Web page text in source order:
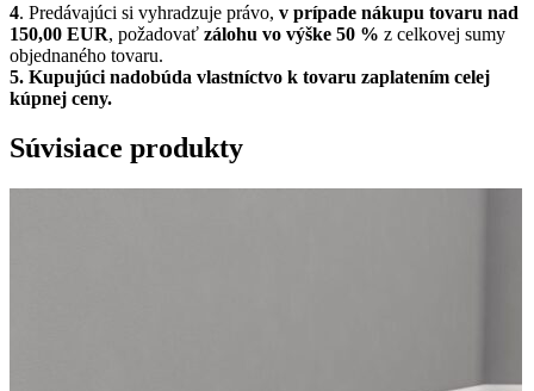
4. Predávajúci si vyhradzuje právo, v prípade nákupu tovaru nad
150,00 EUR, požadovať zálohu vo výške 50 % z celkovej sumy
objednaného tovaru.
5. Kupujúci nadobúda vlastníctvo k tovaru zaplatením celej
kúpnej ceny.
Súvisiace produkty